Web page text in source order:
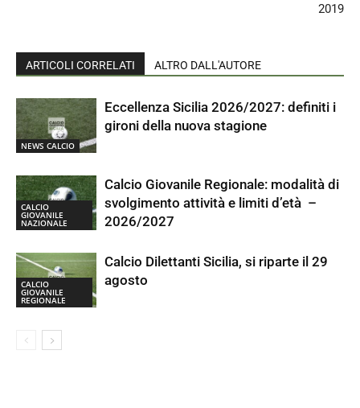
2019
ARTICOLI CORRELATI ALTRO DALL'AUTORE
NEWS CALCIO
Eccellenza Sicilia 2026/2027: definiti i
gironi della nuova stagione
CALCIO
GIOVANILE
NAZIONALE
Calcio Giovanile Regionale: modalità di
svolgimento attività e limiti d’età –
2026/2027
CALCIO
GIOVANILE
REGIONALE
Calcio Dilettanti Sicilia, si riparte il 29
agosto